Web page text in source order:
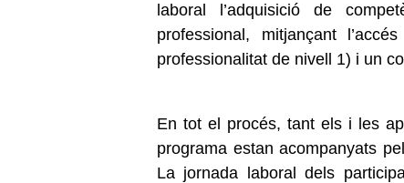
laboral l’adquisició de
professional, mitjançant
professionalitat de nivell 1) i un
En tot el procés, tant els i les
programa estan acompanyats
La jornada laboral dels